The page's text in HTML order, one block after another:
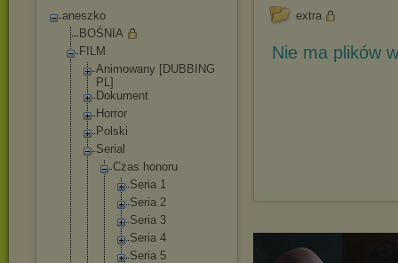
aneszko
BOŚNIA
FILM
Animowany [DUBBING
PL]
Dokument
Horror
Polski
Serial
Czas honoru
Seria 1
Seria 2
Seria 3
Seria 4
Seria 5
extra
Nie ma plików